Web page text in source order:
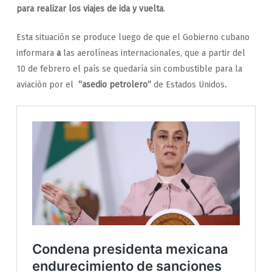
para realizar los viajes de ida y vuelta.
Esta situación se produce luego de que el Gobierno cubano
informara alas aerolíneas internacionales, que a partir del
10 de febrero el país se quedaría sin combustible para la
aviación por el “asedio petrolero” de Estados Unidos.